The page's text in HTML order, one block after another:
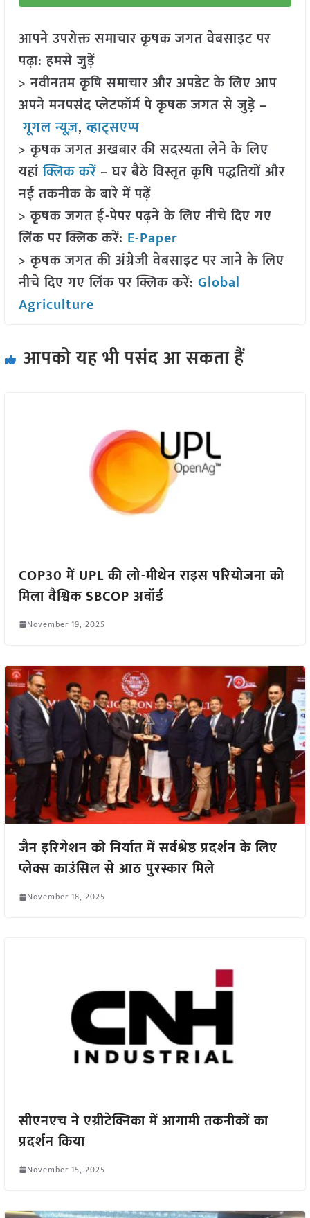
आपने उपरोक्त समाचार कृषक जगत वेबसाइट पर
पढ़ा: हमसे जुड़ें
> नवीनतम कृषि समाचार और अपडेट के लिए आप
अपने मनपसंद प्लेटफॉर्म पे कृषक जगत से जुड़े –
गूगल न्यूज़,व्हाट्सएप्प
> कृषक जगत अखबार की सदस्यता लेने के लिए
यहांक्लिक करें– घर बैठे विस्तृत कृषि पद्धतियों और
नई तकनीक के बारे में पढ़ें
> कृषक जगत ई-पेपर पढ़ने के लिए नीचे दिए गए
लिंक पर क्लिक करें: E-Paper
> कृषक जगत की अंग्रेजी वेबसाइट पर जाने के लिए
नीचे दिए गए लिंक पर क्लिक करें: Global
Agriculture
आपको यह भी पसंद आ सकता हैं
COP30 में UPL की लो-मीथेन राइस परियोजना को
मिला वैश्विक SBCOP अवॉर्ड
November 19, 2025
जैन इरिगेशन को निर्यात में सर्वश्रेष्ठ प्रदर्शन के लिए
प्लेक्स काउंसिल से आठ पुरस्कार मिले
November 18, 2025
सीएनएच ने एग्रीटेक्निका में आगामी तकनीकों का
प्रदर्शन किया
November 15, 2025